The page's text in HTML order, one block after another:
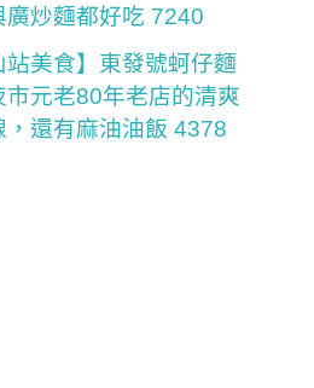
廣炒麵都好吃 7240
站美食】東發號蚵仔麵
市元老80年老店的清爽
，還有麻油油飯 4378